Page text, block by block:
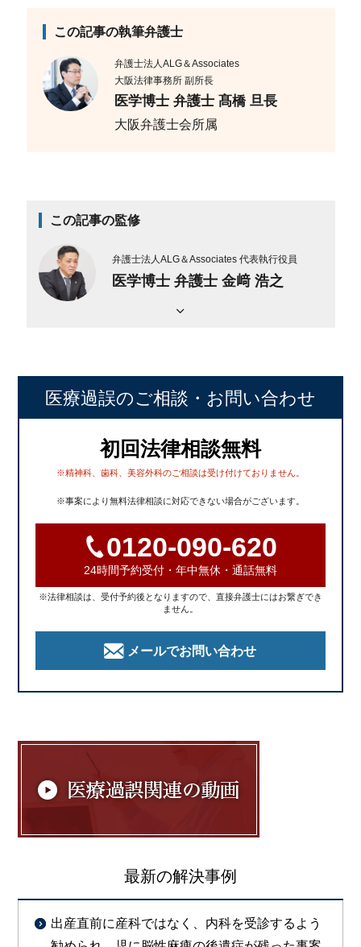
この記事の執筆弁護士
弁護士法人ALG＆Associates
大阪法律事務所 副所長
医学博士 弁護士 髙橋 旦長
大阪弁護士会所属
この記事の監修
弁護士法人ALG＆Associates 代表執行役員
医学博士 弁護士 金﨑 浩之
医療過誤のご相談 ・お問い合わせ
初回法律相談無料
※精神科、歯科、美容外科のご相談は受け付けておりません。
※事案により無料法律相談に対応できない場合がございます。
0120-090-620
24時間予約受付・年中無休・通話無料
※法律相談は、受付予約後となりますので、直接弁護士にはお繋ぎでき
ません。
メールでお問い合わせ
最新の解決事例
出産直前に産科ではなく、内科を受診するよう